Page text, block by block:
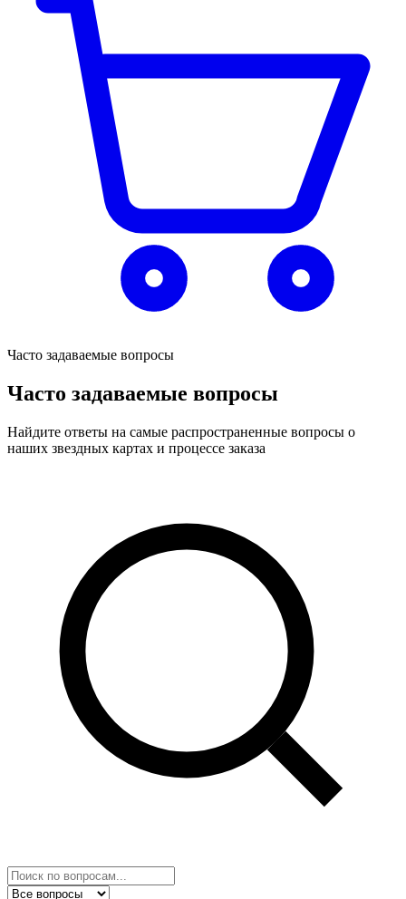
Часто задаваемые вопросы
Часто задаваемые вопросы
Найдите ответы на самые распространенные вопросы о
наших звездных картах и процессе заказа